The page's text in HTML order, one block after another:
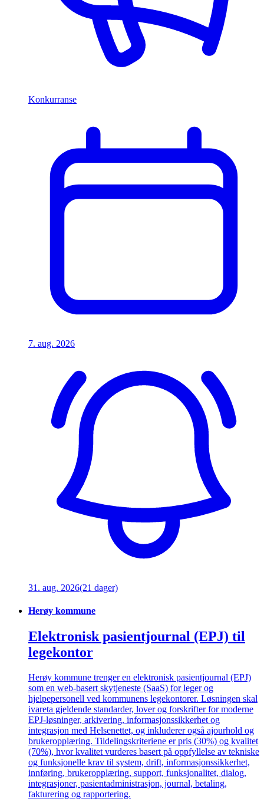
Konkurranse
7. aug. 2026
31. aug. 2026(21 dager)
Herøy kommune
Elektronisk pasientjournal (EPJ) til
legekontor
Herøy kommune trenger en elektronisk pasientjournal (EPJ)
som en web-basert skytjeneste (SaaS) for leger og
hjelpepersonell ved kommunens legekontorer. Løsningen skal
ivareta gjeldende standarder, lover og forskrifter for moderne
EPJ-løsninger, arkivering, informasjonssikkerhet og
integrasjon med Helsenettet, og inkluderer også ajourhold og
brukeropplæring. Tildelingskriteriene er pris (30%) og kvalitet
(70%), hvor kvalitet vurderes basert på oppfyllelse av tekniske
og funksjonelle krav til system, drift, informasjonssikkerhet,
innføring, brukeropplæring, support, funksjonalitet, dialog,
integrasjoner, pasientadministrasjon, journal, betaling,
fakturering og rapportering.